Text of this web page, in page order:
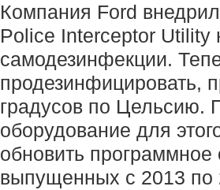
Компания Ford
Police Interceptor
самодезинфекции.
продезинфицировать,
градусов по Цельсию.
оборудование для
обновить
выпущенных с 2013 по